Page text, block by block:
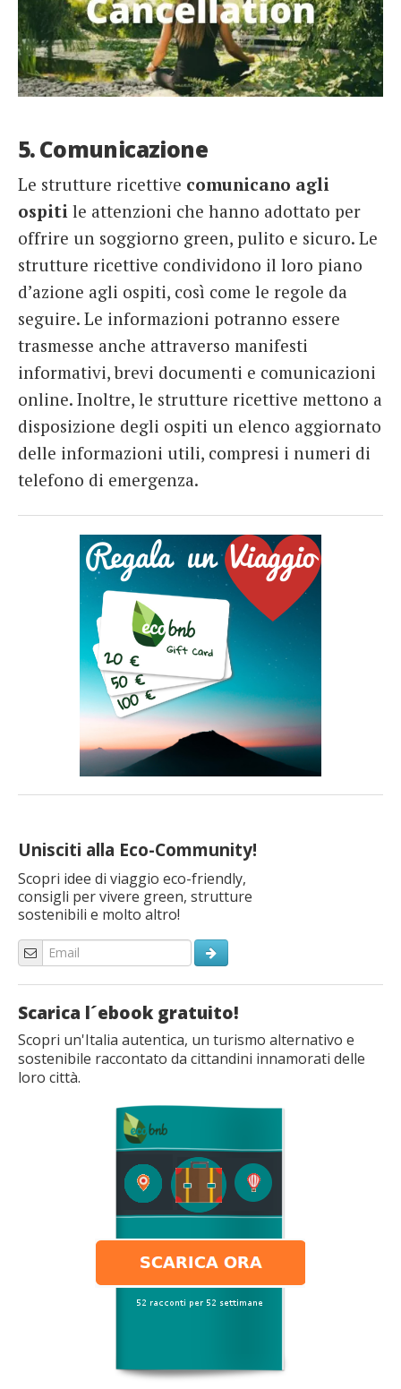
5. Comunicazione
Le strutture ricettive comunicano agli
ospiti le attenzioni che hanno adottato per
offrire un soggiorno green, pulito e sicuro. Le
strutture ricettive condividono il loro piano
d’azione agli ospiti, così come le regole da
seguire. Le informazioni potranno essere
trasmesse anche attraverso manifesti
informativi, brevi documenti e comunicazioni
online. Inoltre, le strutture ricettive mettono a
disposizione degli ospiti un elenco aggiornato
delle informazioni utili, compresi i numeri di
telefono di emergenza.
Unisciti alla Eco-Community!
Scopri idee di viaggio eco-friendly,
consigli per vivere green, strutture
sostenibili e molto altro!
Scarica l´ebook gratuito!
Scopri un'Italia autentica, un turismo alternativo e
sostenibile raccontato da cittandini innamorati delle
loro città.